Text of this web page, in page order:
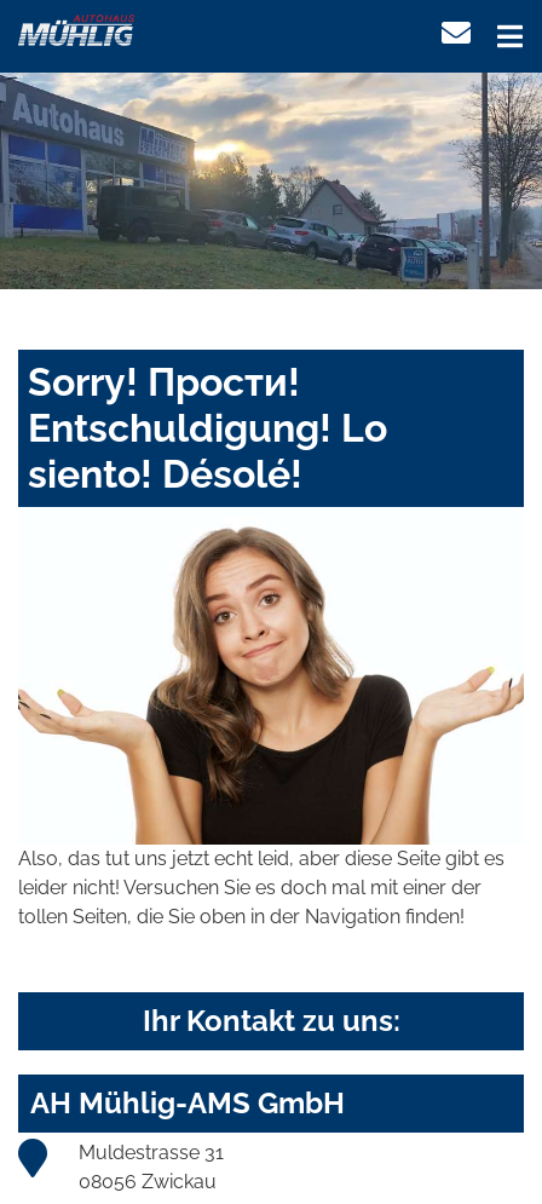
Sorry! Прости!
Entschuldigung! Lo
siento! Désolé!
Also, das tut uns jetzt echt leid, aber diese Seite gibt es
leider nicht! Versuchen Sie es doch mal mit einer der
tollen Seiten, die Sie oben in der Navigation finden!
Ihr Kontakt zu uns:
AH Mühlig-AMS GmbH
Muldestrasse 31
08056 Zwickau